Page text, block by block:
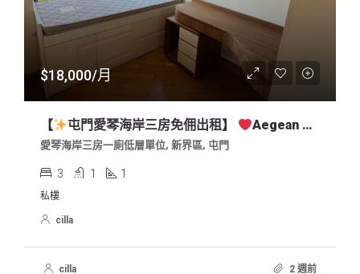
$18,000/月
【 屯門愛琴海岸三房免佣出租】 Aegean Coast 3BR Apartment For Lease, In So Kwun Wat Tuen Mun Nearby Harrow
愛琴海岸三房一廁低層單位, 新界區, 屯門
3 1 1
私樓
cilla
cilla 2 週前